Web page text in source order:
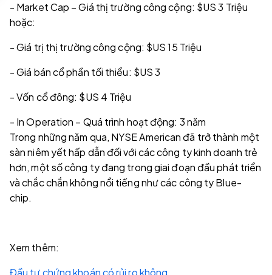
- Market Cap – Giá thị trường công cộng: $US 3 Triệu
hoặc:
- Giá trị thị trường công cộng: $US 15 Triệu
- Giá bán cổ phần tối thiểu: $US 3
- Vốn cổ đông: $US 4 Triệu
- In Operation – Quá trình hoạt động: 3 năm
Trong những năm qua, NYSE American đã trở thành một
sàn niêm yết hấp dẫn đối với các công ty kinh doanh trẻ
hơn, một số công ty đang trong giai đoạn đầu phát triển
và chắc chắn không nổi tiếng như các công ty Blue-
chip.
Xem thêm:
Đầu tư chứng khoán có rủi ro không